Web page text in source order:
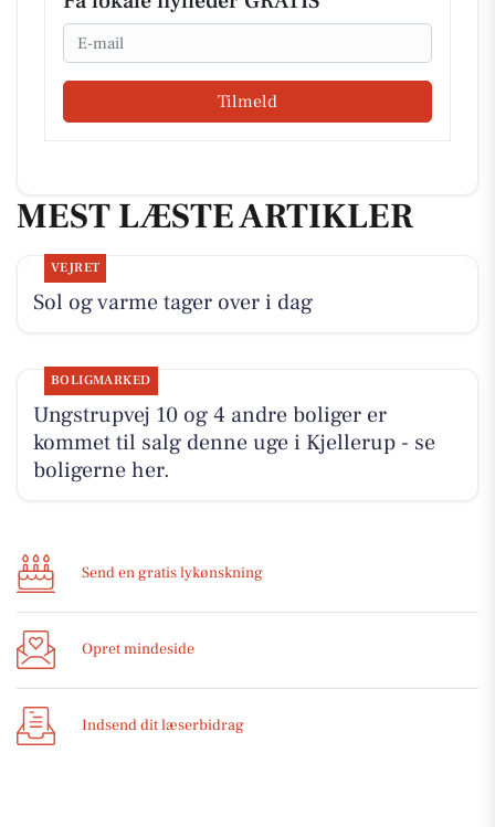
Email
Tilmeld
MEST LÆSTE ARTIKLER
VEJRET
Sol og varme tager over i dag
BOLIGMARKED
Ungstrupvej 10 og 4 andre boliger er
kommet til salg denne uge i Kjellerup - se
boligerne her.
Send en gratis lykønskning
Opret mindeside
Indsend dit læserbidrag